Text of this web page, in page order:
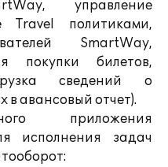
управление
Travel политиками,
SmartWay,
покупки билетов,
сведений о
в авансовый отчет).
приложения
исполнения задач